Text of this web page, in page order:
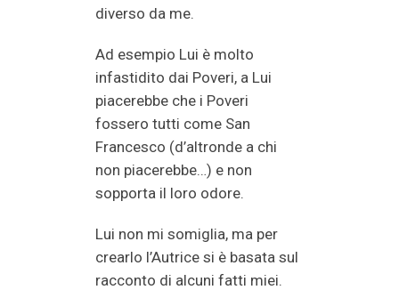
diverso da me.
Ad esempio Lui è molto
infastidito dai Poveri, a Lui
piacerebbe che i Poveri
fossero tutti come San
Francesco (d’altronde a chi
non piacerebbe…) e non
sopporta il loro odore.
Lui non mi somiglia, ma per
crearlo l’Autrice si è basata sul
racconto di alcuni fatti miei.